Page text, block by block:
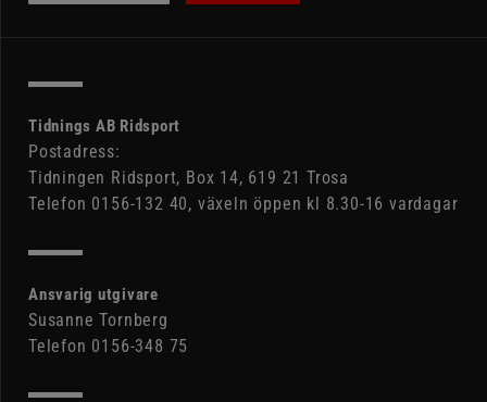
Tidnings AB Ridsport
Postadress:
Tidningen Ridsport, Box 14, 619 21 Trosa
Telefon 0156-132 40, växeln öppen kl 8.30-16 vardagar
Ansvarig utgivare
Susanne Tornberg
Telefon 0156-348 75